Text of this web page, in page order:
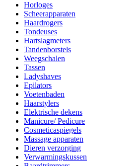
Horloges
Scheerapparaten
Haardrogers
Tondeuses
Hartslagmeters
Tandenborstels
Weegschalen
Tassen
Ladyshaves
Epilators
Voetenbaden
Haarstylers
Elektrische dekens
Manicure/ Pedicure
Cosmeticaspiegels
Massage apparaten
Dieren verzorging
Verwarmingskussen